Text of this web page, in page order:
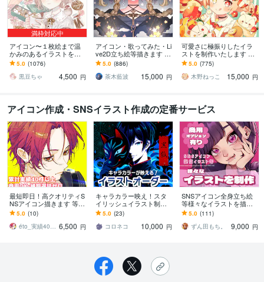
満枠対応中
アイコン〜１枚絵まで温
かみのあるイラストを描
きます ★ココナラ自体が
初めての方も、お気軽に
ご相談ください♪★
5.0 (1076)
黒豆ちゃ
4,500 円
アイコン・歌ってみた・Li
ve2D立ち絵等描きます ち
びキャラや配信用イラス
ト等、幅広く制作してい
ます！
5.0 (886)
茶木藍波
15,000 円
可愛さに極振りしたイラ
ストを制作いたします ★
商用利用＆二次利用込
み！ミニキャラは小物２
点まで無料！★
5.0 (775)
木野ねっこ
15,000 円
アイコン作成・SNSイラスト作成の定番サービス
最短即日！高クオリティS
NSアイコン描きます 等身
もデフォルメも可！魅力
あるアイコン描きます！
5.0 (10)
éto_実績40件以上 6,500 円
キャラカラー映え！スタ
イリッシュイラスト制作
します 現役大手企業デザ
イナーがプロの一枚をお
届けします
5.0 (23)
コロネコ
10,000 円
SNSアイコン全身立ち絵
等様々なイラストを描き
ます とぅるとぅるとした
瞳が目を引くイラストを
お届けします！
5.0 (111)
ずん田もち。
9,000 円